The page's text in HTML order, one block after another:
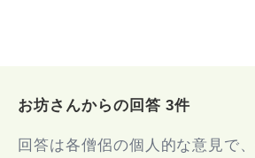
お坊さんからの回答 3件
回答は各僧侶の個人的な意見で